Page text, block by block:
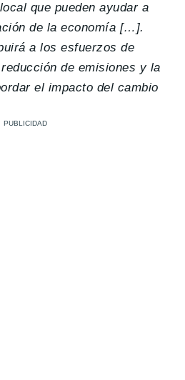
que pueden ayudar a
de la economía […].
a los esfuerzos de
de emisiones y la
el impacto del cambio